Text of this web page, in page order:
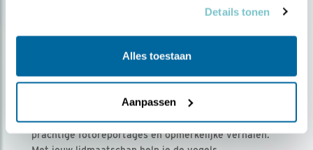
Details tonen
Alles toestaan
Aanpassen
Ontvang 5 x Vogels voor € 36,00 per jaar
Vogels is het tijdschrift voor onze leden, met
prachtige fotoreportages en opmerkelijke verhalen.